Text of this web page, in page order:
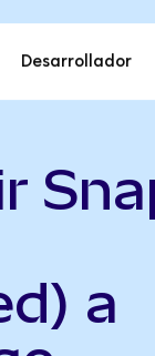
Desarrollador
a